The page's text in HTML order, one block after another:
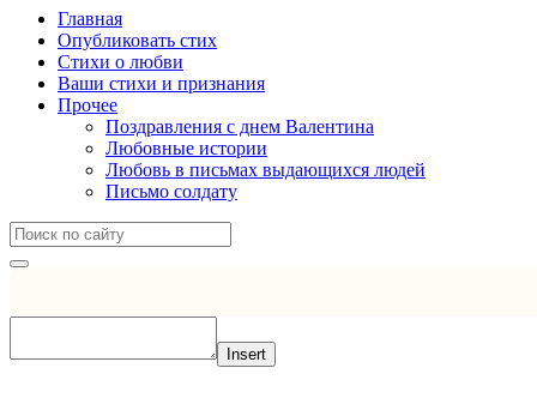
Главная
Опубликовать стих
Стихи о любви
Ваши стихи и признания
Прочее
Поздравления с днем Валентина
Любовные истории
Любовь в письмах выдающихся людей
Письмо солдату
Insert